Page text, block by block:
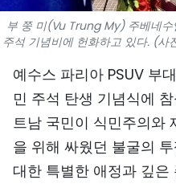
사진
비디오
인포
메가스
회사
부 쭝 미(Vu Trung My) 주베네
주석 기념비에 헌화하고 있다. (
예수스 파리아 PSUV 부
민 주석 탄생 기념식에
트남 국민이 식민주의와
을 위해 싸웠던 불굴의
대한 특별한 애정과 깊은